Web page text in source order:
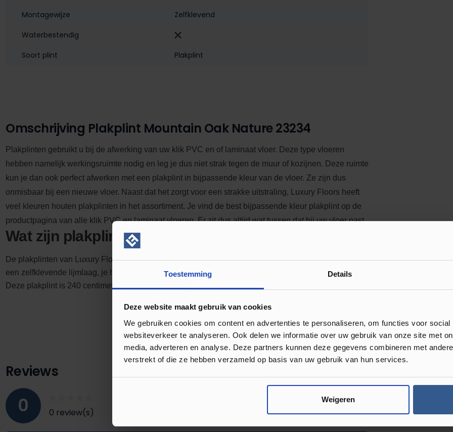
Toestemming Details
Deze website maakt gebruik van cookies
We gebruiken cookies om content en advertenties te personaliseren, om functies voor
websiteverkeer te analyseren. Ook delen we informatie over uw gebruik van onze site met
media, adverteren en analyse. Deze partners kunnen deze gegevens combineren met
verstrekt of die ze hebben verzameld op basis van uw gebruik van hun services.
Weigeren
Montagewijze
Zelfklevend
Waterbestendig‎
Soort plint
Plakplint
Omschrijving Plakplint Mountain Oak Nature 23234
Plakplinten gebruikt u bij de afwerking van uw klik PVC en of laminaat vloer. Deze type vloeren
hebben namelijk werkingsruimte nodig en leg je dus niet strak tegen de muur of kozijnen. Deze ruimte
kun je dan ook perfect afwerken met een plakplint in bijpassende kleur van de vloer. Ze zijn dus
onmisbaar bij een nieuwe vloer. Naast dat het zorgt voor een strakke uitstraling, Luxury Floors heeft
veel kleuren houten plakplinten in het assortiment. Je vind de best bijpassende kleur plakplint op de
productpagina van alle klik PVC en laminaat vloeren. Er zit dus altijd wat tussen dat bij uw vloer past.
Wat zijn plakplinten?
De plakplinten van Luxury Floors zijn gemaakt van hout. De onderkant van elke plint is voorzien van
een zelfklevende lijmlaag, je hoeft dan ook geen lijm aan te schaffen om de plakplint te plaatsen.
Deze plakplint is 240 centimeter lang waardoor je snel meters kunt maken. Je vindt
Reviews
0 0 review(s)
Review achterlaten